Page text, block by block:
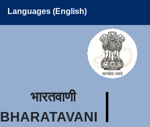
Languages (English)
भारतवाणी
BHARATAVANI